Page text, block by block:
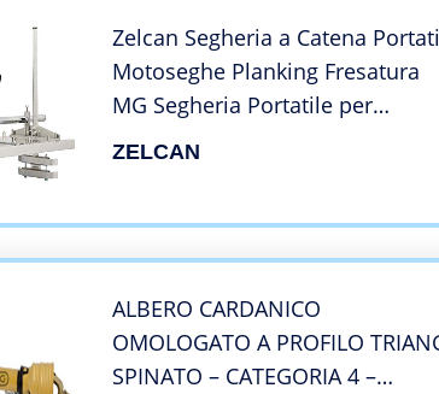
Zelcan Segheria a Catena
Motoseghe Planking Fresatura
MG Segheria Portatile per
Motosega Tavolame Lame (14-36
ZELCAN
ALBERO CARDANICO
OMOLOGATO A PROFILO
SPINATO – CATEGORIA 4 –